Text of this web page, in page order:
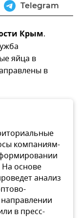
Telegram
Крым.
яйца в
в
компаниям-
основе
анализ
в пресс-